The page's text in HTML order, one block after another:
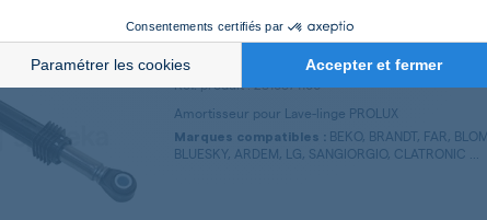
Consentements certifiés par
Paramétrer les cookies Accepter et fermer
Amortisseur de chocs
Ref. produit : 2816871100
Amortisseur pour Lave-linge PROLUX
Marques compatibles : BEKO, BRANDT, FAR,
BLUESKY, ARDEM, LG, SANGIORGIO, CLATRONIC ...